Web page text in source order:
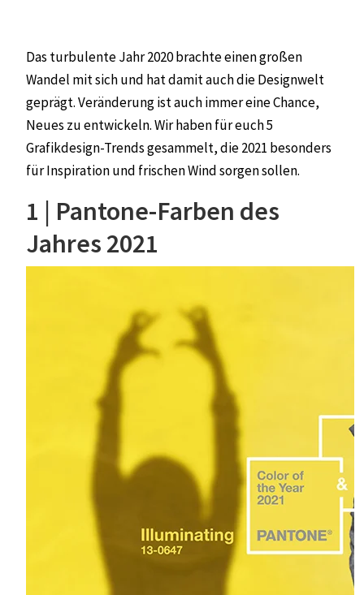
Das turbulente Jahr 2020 brachte einen großen
Wandel mit sich und hat damit auch die Designwelt
geprägt. Veränderung ist auch immer eine Chance,
Neues zu entwickeln. Wir haben für euch 5
Grafikdesign-Trends gesammelt, die 2021 besonders
für Inspiration und frischen Wind sorgen sollen.
1 | Pantone-Farben des
Jahres 2021